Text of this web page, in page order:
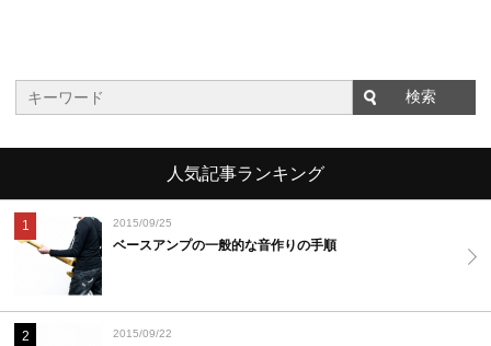
人気記事ランキング
1 2015/09/25
ベースアンプの一般的な音作りの手順
2 2015/09/22